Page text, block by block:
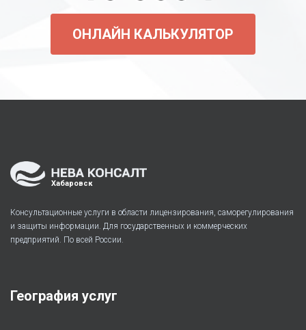
ОНЛАЙН КАЛЬКУЛЯТОР
Хабаровск
Консультационные услуги в области лицензирования, саморегулирования
и защиты информации. Для государственных и коммерческих
предприятий. По всей России.
География услуг